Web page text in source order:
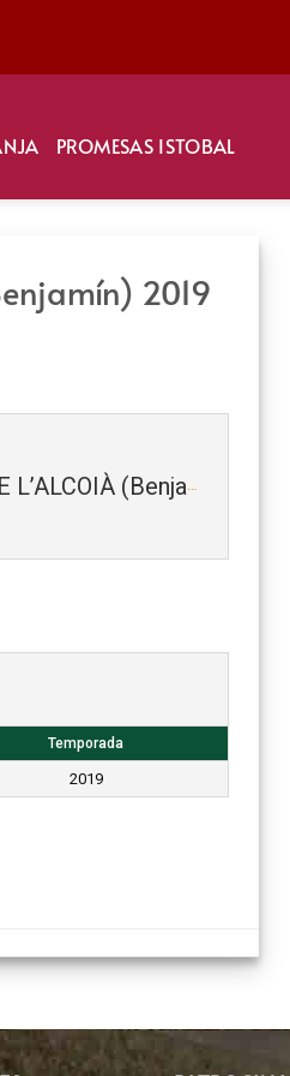
PROMESAS ISTOBAL
2019
SELECCIÓ DE L’ALCOIÀ (Benjamín) 2019
Temporada
2019